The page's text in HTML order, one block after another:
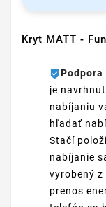
Kryt MATT -
je
nabíjaniu
hľadať
Stačí
nabíjanie
vyrobený
prenos